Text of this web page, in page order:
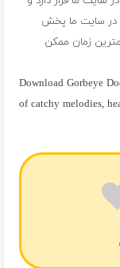
در سایت ما پخش
زمان ممکن
Download Gorbeye
of catchy melodies,